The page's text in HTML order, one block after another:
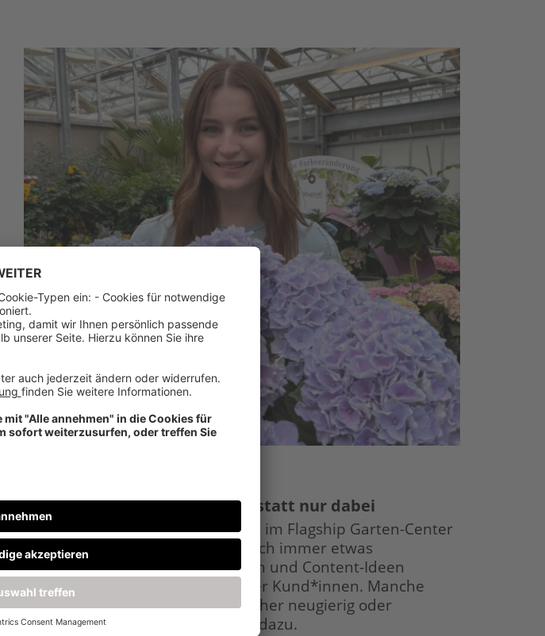
Drehen im Alltag: Mittendrin statt nur dabei
Ein Großteil unserer Drehs findet im Flagship Garten-Center
in Rain statt. Und dort ist eigentlich immer etwas
los. Zwischen Pflanzen, Produkten und Content-Ideen
begegnen uns auch immer wieder Kund*innen. Manche
erkennen uns, andere schauen eher neugierig oder
verwundert – und beides gehört dazu.